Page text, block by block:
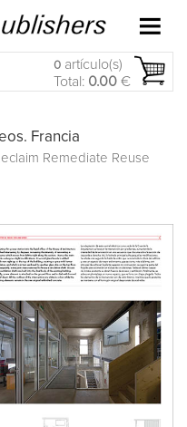
0 artículo(s)
Total: 0.00 €
Francia
Remediate Reuse